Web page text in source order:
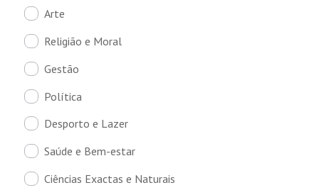
Arte
Religião e Moral
Gestão
Política
Desporto e Lazer
Saúde e Bem-estar
Ciências Exactas e Naturais